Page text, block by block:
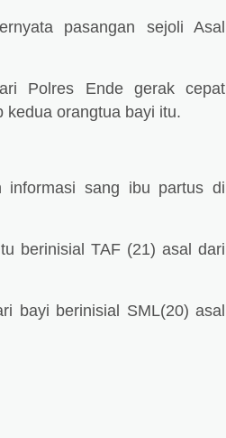
pasangan sejoli Asal
Polres Ende gerak cepat
kedua orangtua bayi itu.
informasi sang ibu partus di
berinisial TAF (21) asal dari
bayi berinisial SML(20) asal